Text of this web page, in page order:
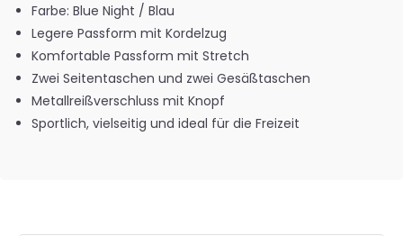
Farbe: Blue Night / Blau
Legere Passform mit Kordelzug
Komfortable Passform mit Stretch
Zwei Seitentaschen und zwei Gesäßtaschen
Metallreißverschluss mit Knopf
Sportlich, vielseitig und ideal für die Freizeit